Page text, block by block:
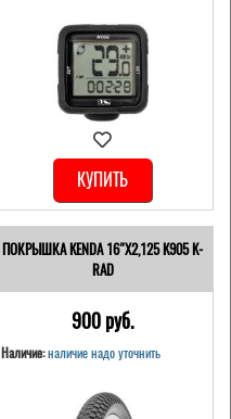
КУПИТЬ
ПОКРЫШКА KENDA 16"Х2,125 K905 K-
RAD
900 pуб.
Наличие: наличие надо уточнить